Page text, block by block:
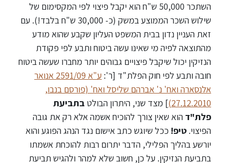
השתכר 50,000 ש"ח הוא יקבל פיצוי לפי המקסימום של
שילוש השכר הממוצע במשק (כ- 30,000 ש"ח בלבד!). עם
זאת העניין נדון בבית המשפט העליון שקבע שהוא מודע
מהתוצאה לפיה מי שאינו עשה ביטוח ותבע לפי פקודת
הנזיקין יכול שיקבל פיצויים גבוהים יותר מחברו שעשה ביטוח
חובה ותבע לפי חוק הפלת"ד [ר':
ע"א 2591/09 אנואר
אלנסארה ואח' נ' אברהם שליסל ואח' (פורסם בנבו,
27.12.2010) ] מצד שני, היתרון הבולט בתביעת
פלת"ד הוא שאין צורך להוכיח אשמה אלא רק את גובה
הפיצוי. טיפ! ככל שיוגש כתב אישום נגד הנהג הפוגע והוא
יורשע בהליך הפלילי, הדבר יתרום רבות להוכחת אשמתו
בתביעת הנזיקין. על כן, חשוב שלא למהר ולהגיש תביעת